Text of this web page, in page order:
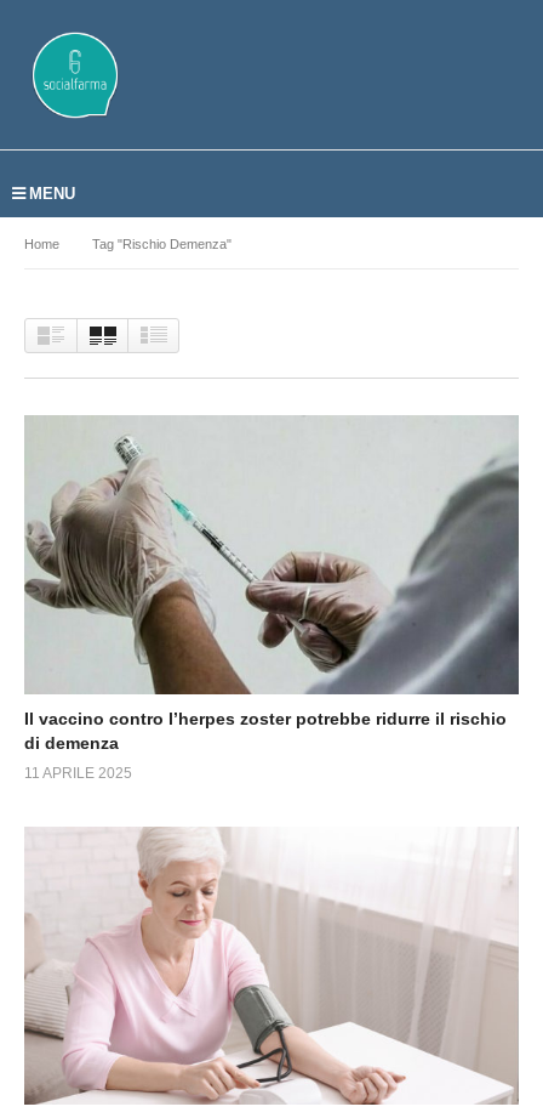
MENU
Home Tag "rischio Demenza"
Il vaccino contro l’herpes zoster potrebbe ridurre il rischio
di demenza
11 APRILE 2025